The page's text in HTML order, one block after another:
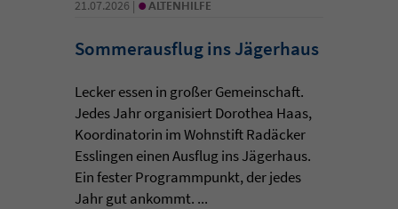
21.07.2026 | ALTENHILFE
Sommerausflug ins Jägerhaus
Lecker essen in großer Gemeinschaft.
Jedes Jahr organisiert Dorothea Haas,
Koordinatorin im Wohnstift Radäcker
Esslingen einen Ausflug ins Jägerhaus.
Ein fester Programmpunkt, der jedes
Jahr gut ankommt. ...